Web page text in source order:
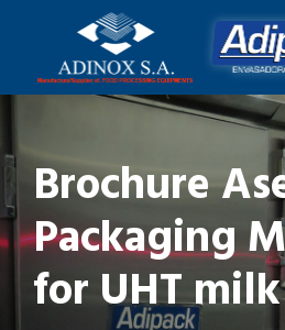
Brochure
Packaging
for UHT milk